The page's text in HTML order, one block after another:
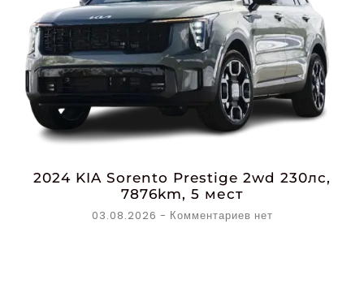
2024 KIA Sorento Prestige 2wd 230лс,
7876km, 5 мест
03.08.2026 Комментариев нет